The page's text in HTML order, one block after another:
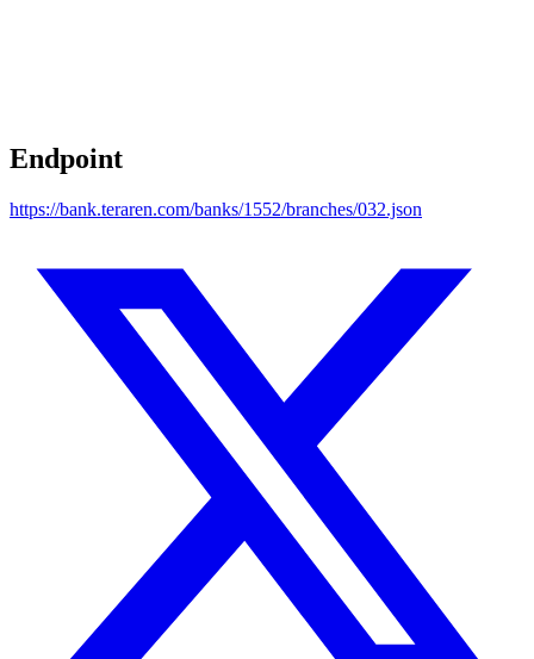
Endpoint
https://bank.teraren.com/banks/1552/branches/032.json